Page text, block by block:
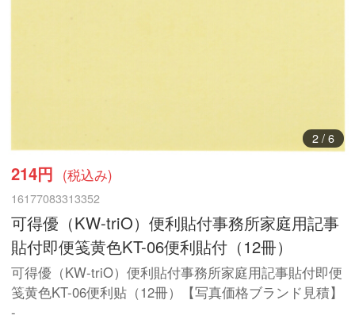
2/ 6
214円 (税込み)
16177083313352
可得優（KW-triO）便利貼付事務所家庭用記事
貼付即便笺黄色KT-06便利貼付（12冊）
可得優（KW-triO）便利貼付事務所家庭用記事貼付即便
笺黄色KT-06便利贴（12冊）【写真価格ブランド見積】
-